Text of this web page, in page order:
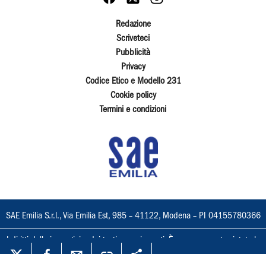
Redazione
Scriveteci
Pubblicità
Privacy
Codice Etico e Modello 231
Cookie policy
Termini e condizioni
SAE Emilia S.r.l., Via Emilia Est, 985 – 41122, Modena – PI 04155780366
I diritti delle immagini e dei testi sono riservati. È espressamente vietata la